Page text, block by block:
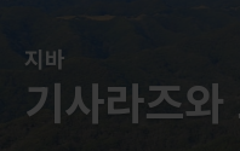
지바
기사라즈와